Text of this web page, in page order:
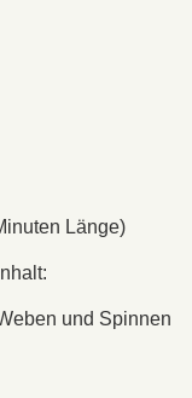
Länge)
Inhalt:
und Spinnen